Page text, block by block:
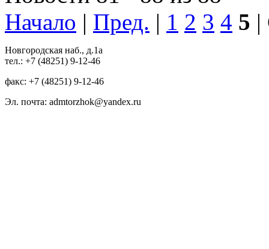
Начало | Пред. | 1 2 3 4 5 |
Новгородская наб., д.1а
тел.: +7 (48251) 9-12-46
факс: +7 (48251) 9-12-46
Эл. почта: admtorzhok@yandex.ru